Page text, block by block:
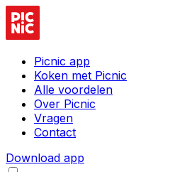
Picnic app
Koken met Picnic
Alle voordelen
Over Picnic
Vragen
Contact
Download app